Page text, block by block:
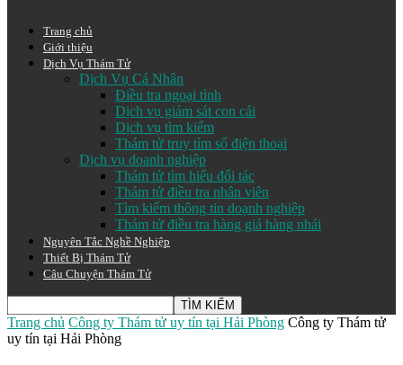
Trang chủ
Giới thiệu
Dịch Vụ Thám Tử
Dịch Vụ Cá Nhân
Điều tra ngoại tình
Dịch vụ giám sát con cái
Dịch vụ tìm kiếm
Thám tử truy tìm số điện thoại
Dịch vụ doanh nghiệp
Thám tử tìm hiểu đối tác
Thám tử điều tra nhân viên
Tìm kiếm thông tin doạnh nghiệp
Thám tử điều tra hàng giả hàng nhái
Nguyên Tắc Nghề Nghiệp
Thiết Bị Thám Tử
Câu Chuyện Thám Tử
Trang chủ Công ty Thám tử uy tín tại Hải Phòng Công ty Thám tử
uy tín tại Hải Phòng